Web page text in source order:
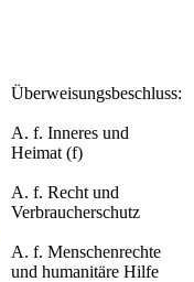
Überweisungsbeschluss:
A. f. Inneres und
Heimat (f)
A. f. Recht und
Verbraucherschutz
A. f. Menschenrechte
und humanitäre Hilfe